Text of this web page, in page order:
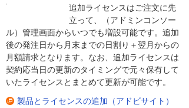
追加ライセンスはご注文に先
立って、（アドミンコンソー
ル）管理画面からいつでも増設可能です。追加
後の発注日から月末までの日割り＋翌月からの
月額請求となります。なお、追加ライセンスは
契約応当日の更新のタイミングで元々保有して
いたライセンスとまとめて更新が可能です。
製品とライセンスの追加（アドビサイト）